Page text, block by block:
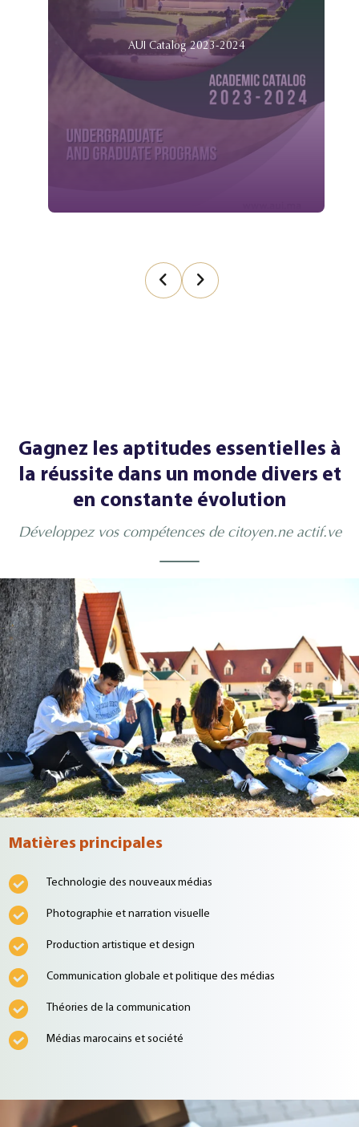
AUI Catalog 2023-2024
Gagnez les aptitudes essentielles à
la réussite dans un monde divers et
en constante évolution
Développez vos compétences de citoyen.ne actif.ve
Matières principales
Technologie des nouveaux médias
Photographie et narration visuelle
Production artistique et design
Communication globale et politique des médias
Théories de la communication
Médias marocains et société